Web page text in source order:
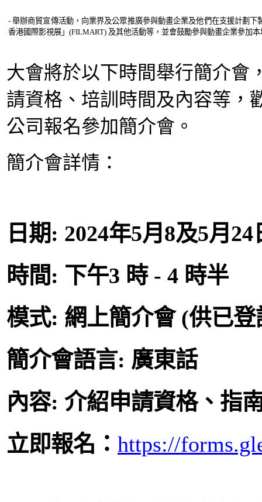
- 舉辦商貿宣傳活動，向業界及公眾推廣參與動畫企業及他們在支援計劃
香港國際影視展」(FILMART) 及其他活動等，並會鼓勵參與動畫企業參加本
大會將於以下時間舉行簡介會
請資格、培訓時間及內容等，
公司報名參加簡介會。
簡介會詳情：
日期: 2024年5月8及5月24
時間: 下午3 時 - 4 時半
模式: 網上簡介會 (供已
簡介會語言: 廣東話
內容: 介紹申請資格、指
立即報名： https://